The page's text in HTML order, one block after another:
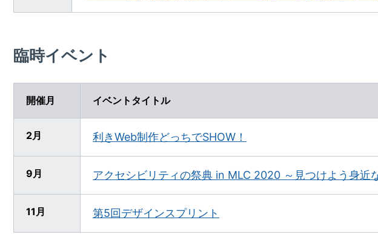
臨時イベント
開催月 イベントタイトル
2月 利きWeb制作どっちでSHOW！
9月 アクセシビリティの祭典 in MLC 2020 ～見つけよう身近
11月 第5回デザインスプリント